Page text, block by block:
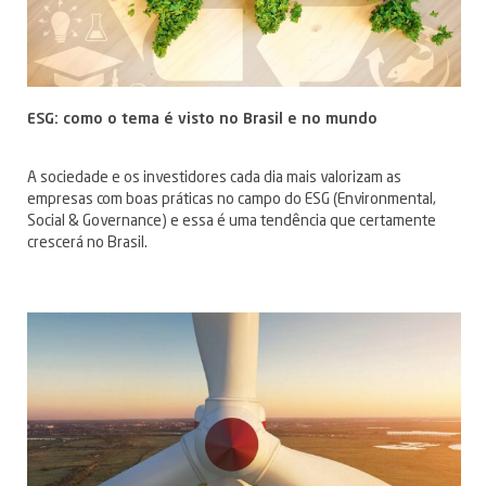
ESG: como o tema é visto no Brasil e no mundo
A sociedade e os investidores cada dia mais valorizam as
empresas com boas práticas no campo do ESG (Environmental,
Social & Governance) e essa é uma tendência que certamente
crescerá no Brasil.